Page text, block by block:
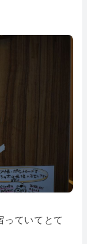
っていてとて